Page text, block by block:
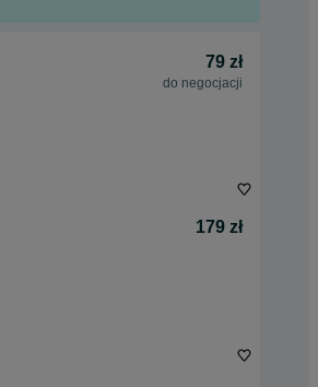
79 zł
do negocjacji
179 zł